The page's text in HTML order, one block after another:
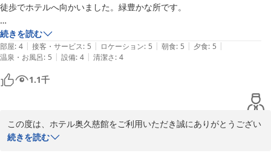
徒歩でホテルへ向かいました。緑豊かな所です。
車持ちじゃない私はコスパ・タイパなんてナウでヤングな事を考えず、
大子町周辺の不便を楽しむ感覚で２泊３日を過ごしました。
朝夕のバイキングは種類が多いです。一泊二泊なら飽きないでしょう。
バイキングの開始時間直後は行列が出来ていました。
昼は坂を下りた国道沿いを歩いて７分位の所に美味しいレストランが昼
時から１５時まで営業しているのでオススメです。
続きを読む
部屋: 4 | 接客・サービス: 5 | ロケーション: 5 | 朝食: 5 | 夕食: 5 |
温泉・お風呂: 5 | 設備: 4 | 清潔さ: 4
1.1千
この度は、ホテル奥久慈館をご利用いただき誠にありがとうござい
ました。
続きを読む